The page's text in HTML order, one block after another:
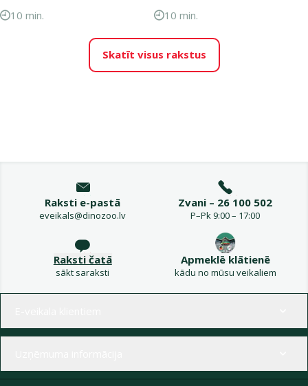
10 min. 10 min.
Skatīt visus rakstus
Raksti e-pastā
eveikals@dinozoo.lv
Zvani – 26 100 502
P–Pk 9:00 – 17:00
Raksti čatā
sākt saraksti
Apmeklē klātienē
kādu no mūsu veikaliem